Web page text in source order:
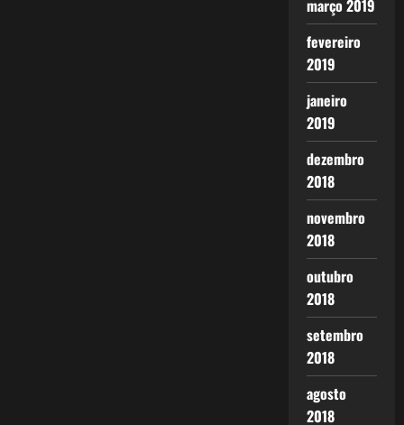
março 2019
fevereiro
2019
janeiro
2019
dezembro
2018
novembro
2018
outubro
2018
setembro
2018
agosto
2018